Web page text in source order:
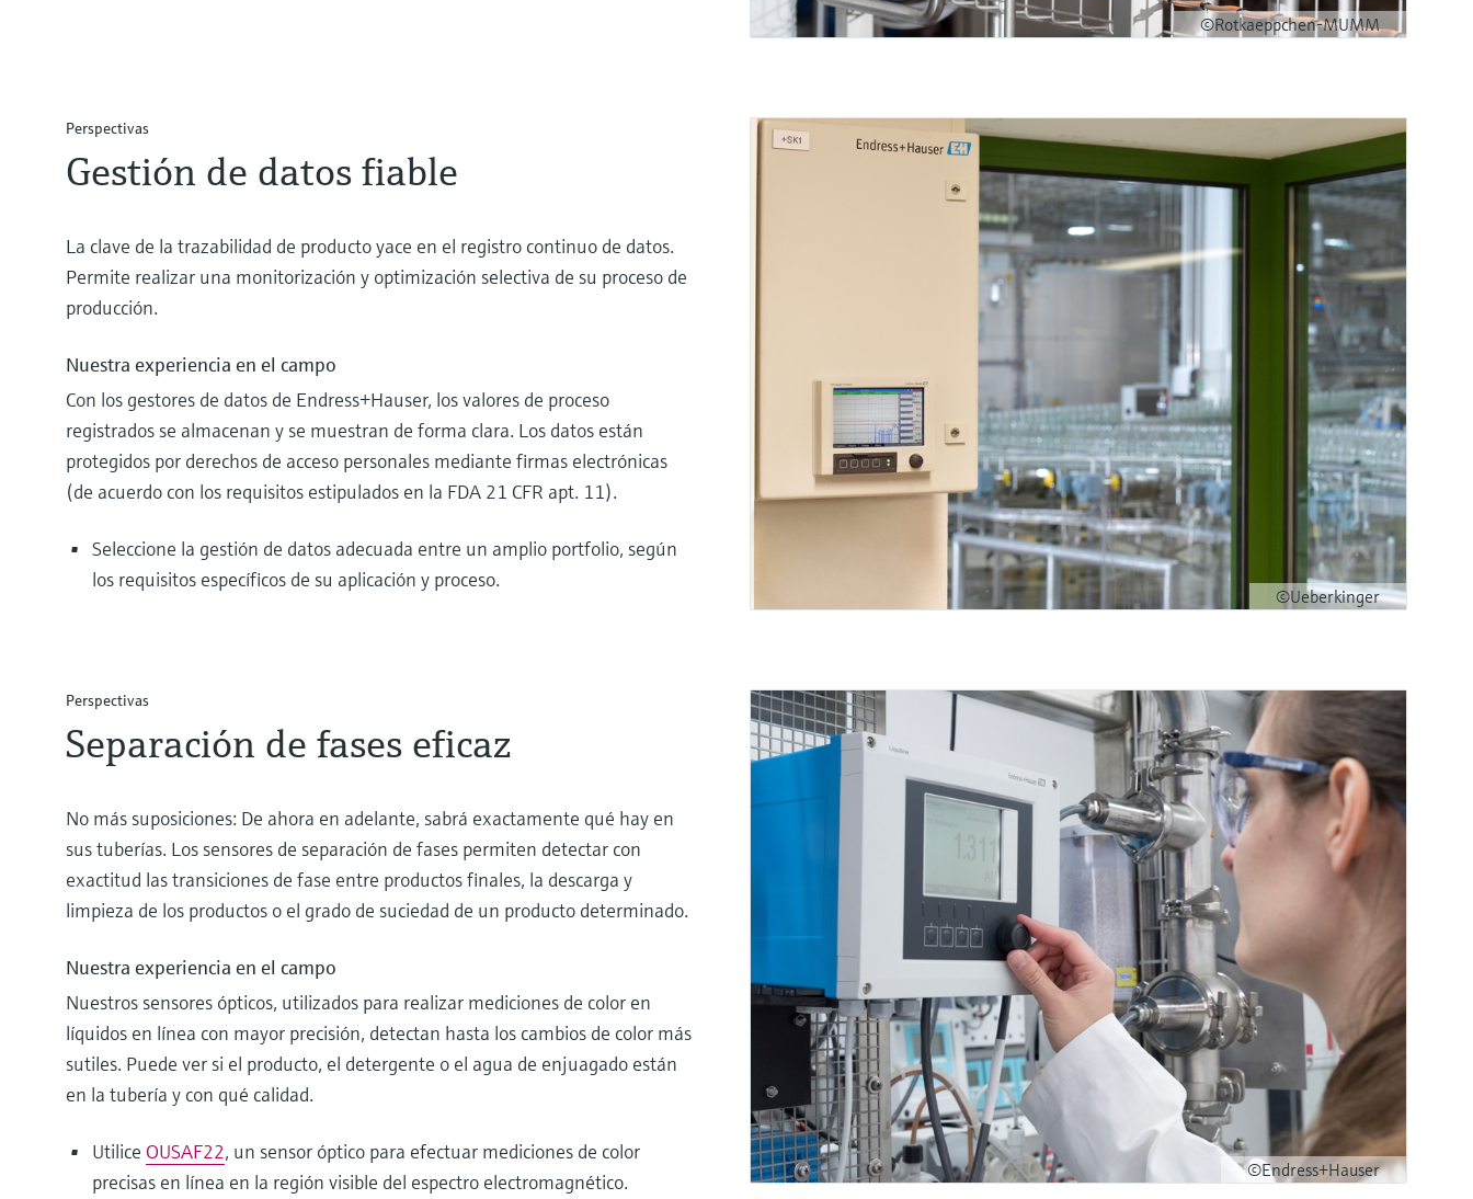
©Rotkaeppchen-MUMM
©Ueberkinger
Perspectivas
Gestión de datos fiable
La clave de la trazabilidad de producto yace en el registro continuo de datos.
Permite realizar una monitorización y optimización selectiva de su proceso de
producción.
Nuestra experiencia en el campo
Con los gestores de datos de Endress+Hauser, los valores de proceso
registrados se almacenan y se muestran de forma clara. Los datos están
protegidos por derechos de acceso personales mediante firmas electrónicas
(de acuerdo con los requisitos estipulados en la FDA 21 CFR apt. 11).
Seleccione la gestión de datos adecuada entre un amplio portfolio, según
los requisitos específicos de su aplicación y proceso.
©Endress+Hauser
Perspectivas
Separación de fases eficaz
No más suposiciones: De ahora en adelante, sabrá exactamente qué hay en
sus tuberías. Los sensores de separación de fases permiten detectar con
exactitud las transiciones de fase entre productos finales, la descarga y
limpieza de los productos o el grado de suciedad de un producto determinado.
Nuestra experiencia en el campo
Nuestros sensores ópticos, utilizados para realizar mediciones de color en
líquidos en línea con mayor precisión, detectan hasta los cambios de color más
sutiles. Puede ver si el producto, el detergente o el agua de enjuagado están
en la tubería y con qué calidad.
Utilice OUSAF22, un sensor óptico para efectuar mediciones de color
precisas en línea en la región visible del espectro electromagnético.